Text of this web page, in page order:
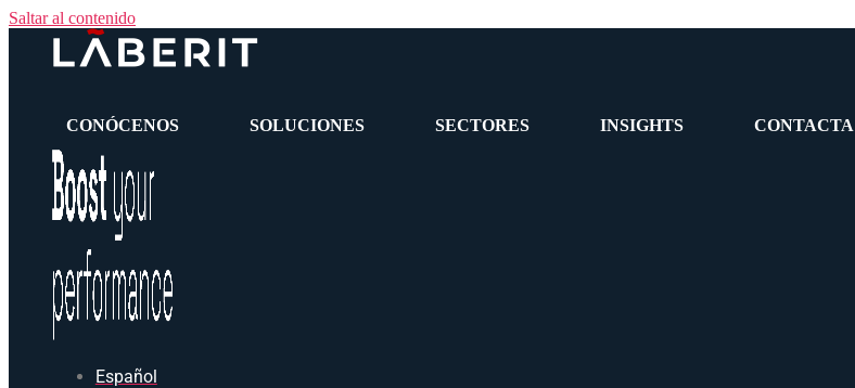
Saltar al contenido
CONÓCENOS SOLUCIONES SECTORES INSIGHTS CONTACTA
Español